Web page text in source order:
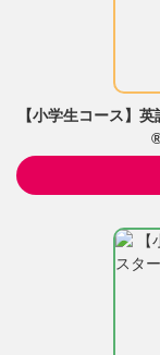
【小学生コース】